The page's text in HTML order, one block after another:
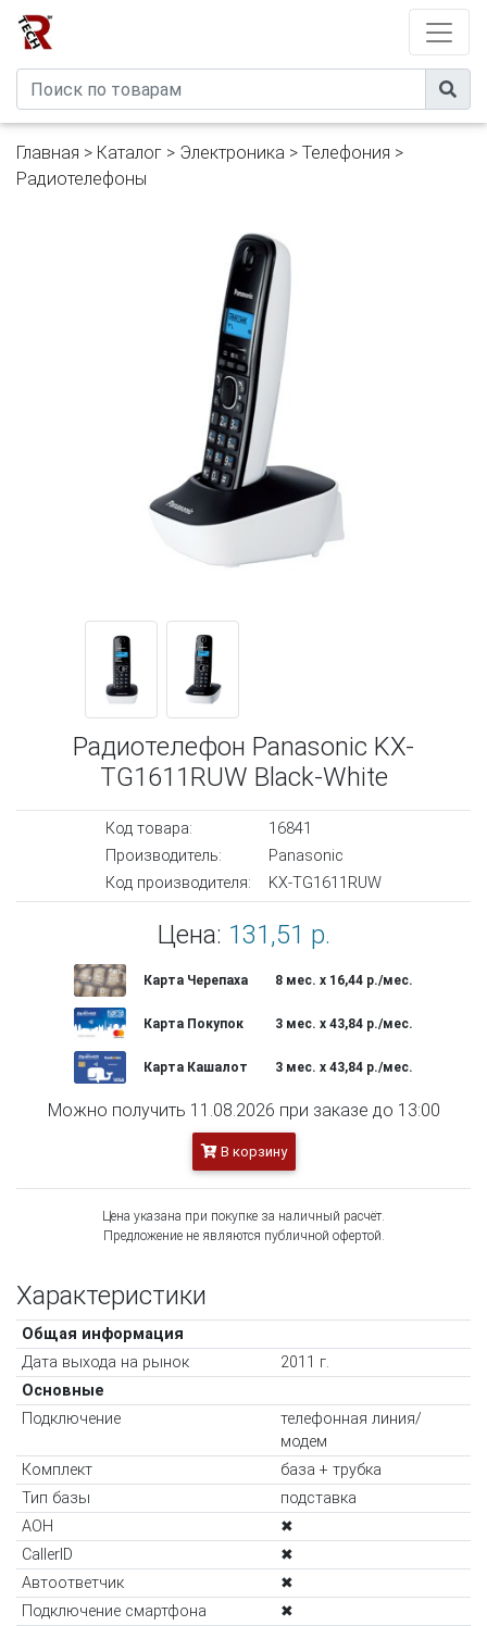
Главная > Каталог > Электроника > Телефония >
Радиотелефоны
Радиотелефон Panasonic KX-
TG1611RUW Black-White
Код товара:
16841
Производитель:
Panasonic
Код производителя:
KX-TG1611RUW
Цена: 131,51 р.
Карта Черепаха 8 мес. х 16,44 р./мес.
Карта Покупок 3 мес. х 43,84 р./мес.
Карта Кашалот 3 мес. х 43,84 р./мес.
Можно получить 11.08.2026 при заказе до 13:00
В корзину
Цена указана при покупке за наличный расчёт.
Предложение не являются публичной офертой.
Характеристики
Общая информация
Дата выхода на рынок
2011 г.
Основные
Подключение
телефонная линия/
модем
Комплект
база + трубка
Тип базы
подставка
АОН
✖
CallerID
✖
Автоответчик
✖
Подключение смартфона
✖